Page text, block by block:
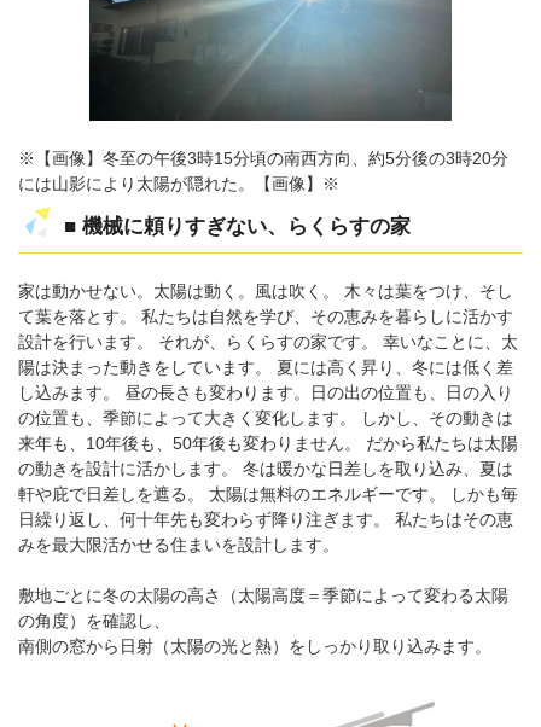
※【画像】冬至の午後3時15分頃の南西方向、約5分後の3時20分
には山影により太陽が隠れた。【画像】※
■ 機械に頼りすぎない、らくらすの家
家は動かせない。太陽は動く。風は吹く。 木々は葉をつけ、そし
て葉を落とす。 私たちは自然を学び、その恵みを暮らしに活かす
設計を行います。 それが、らくらすの家です。 幸いなことに、太
陽は決まった動きをしています。 夏には高く昇り、冬には低く差
し込みます。 昼の長さも変わります。日の出の位置も、日の入り
の位置も、季節によって大きく変化します。 しかし、その動きは
来年も、10年後も、50年後も変わりません。 だから私たちは太陽
の動きを設計に活かします。 冬は暖かな日差しを取り込み、夏は
軒や庇で日差しを遮る。 太陽は無料のエネルギーです。 しかも毎
日繰り返し、何十年先も変わらず降り注ぎます。 私たちはその恵
みを最大限活かせる住まいを設計します。
敷地ごとに冬の太陽の高さ（太陽高度＝季節によって変わる太陽
の角度）を確認し、
南側の窓から日射（太陽の光と熱）をしっかり取り込みます。